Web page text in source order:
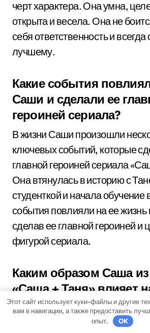
черт характера. Она умна,
открыта и весела. Она не
себя ответственность и всегда
лучшему.
Какие события
Саши и сделали ее
героиней сериала?
В жизни Саши произошли
ключевых событий, которые
главной героиней сериала
Она втянулась в историю с
студенткой и начала обучение
события повлияли на ее жизнь
сделав ее главной героиней и
фигурой сериала.
Каким образом Саша
«Саша + Таня» влияет
других персонажей?
Саша из сериала «Саша +
Этот сайт использует куки-файлы и другие
вам в навигации, а также предоставить
опыт.
OK